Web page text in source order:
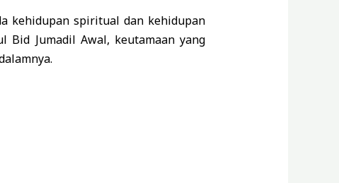
kehidupan spiritual dan kehidupan
Jumadil Awal, keutamaan yang